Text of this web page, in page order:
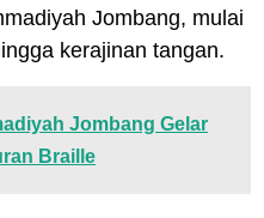
Jombang, mulai
kerajinan tangan.
Jombang Gelar
Braille